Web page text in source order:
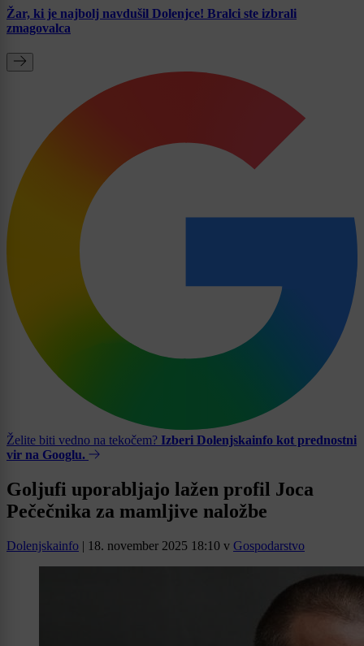
Žar, ki je najbolj navdušil Dolenjce! Bralci ste izbrali
zmagovalca
Želite biti vedno na tekočem? Izberi Dolenjskainfo kot prednostni
vir na Googlu.
Goljufi uporabljajo lažen profil Joca
Pečečnika za mamljive naložbe
Dolenjskainfo | 18. november 2025 18:10 v Gospodarstvo